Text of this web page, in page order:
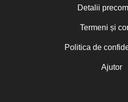
Detalii
Termeni și
Politica de
Ajutor